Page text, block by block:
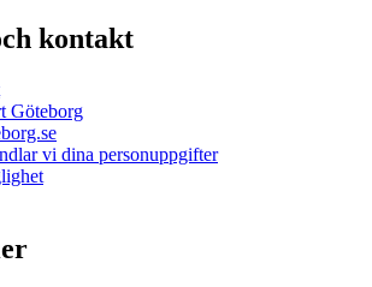
kontakt
Göteborg
vi dina personuppgifter